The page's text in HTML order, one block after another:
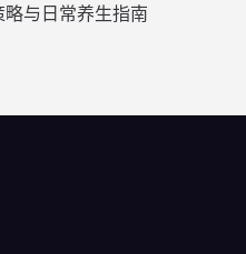
与日常养生指南